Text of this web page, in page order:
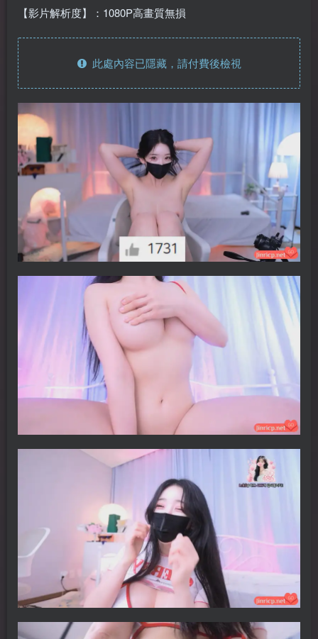
【影片解析度】：1080P高畫質無損
此處內容已隱藏，請付費後檢視